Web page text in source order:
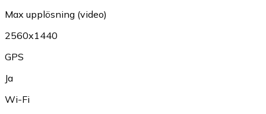
Max upplösning (video)
2560x1440
GPS
Ja
Wi-Fi